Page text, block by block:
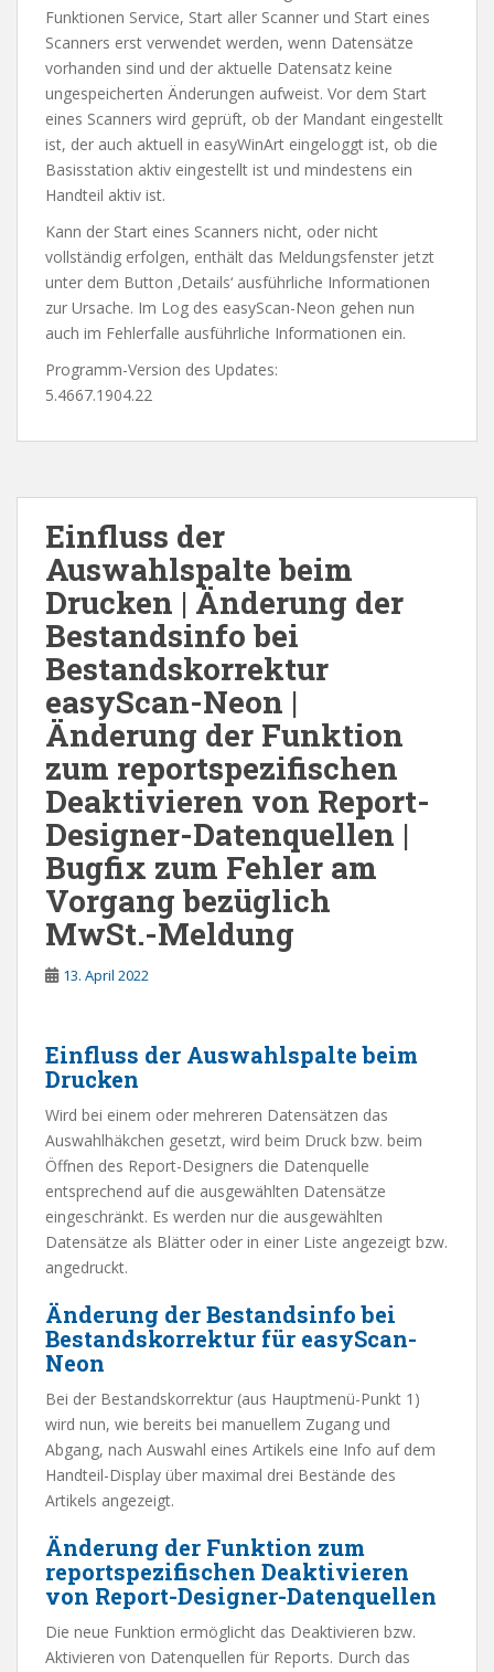
Funktionen Service, Start aller Scanner und Start eines
Scanners erst verwendet werden, wenn Datensätze
vorhanden sind und der aktuelle Datensatz keine
ungespeicherten Änderungen aufweist. Vor dem Start
eines Scanners wird geprüft, ob der Mandant eingestellt
ist, der auch aktuell in easyWinArt eingeloggt ist, ob die
Basisstation aktiv eingestellt ist und mindestens ein
Handteil aktiv ist.
Kann der Start eines Scanners nicht, oder nicht
vollständig erfolgen, enthält das Meldungsfenster jetzt
unter dem Button ‚Details‘ ausführliche Informationen
zur Ursache. Im Log des easyScan-Neon gehen nun
auch im Fehlerfalle ausführliche Informationen ein.
Programm-Version des Updates:
5.4667.1904.22
Einfluss der
Auswahlspalte beim
Drucken | Änderung der
Bestandsinfo bei
Bestandskorrektur
easyScan-Neon |
Änderung der Funktion
zum reportspezifischen
Deaktivieren von Report-
Designer-Datenquellen |
Bugfix zum Fehler am
Vorgang bezüglich
MwSt.-Meldung
13. April 2022
Einfluss der Auswahlspalte beim
Drucken
Wird bei einem oder mehreren Datensätzen das
Auswahlhäkchen gesetzt, wird beim Druck bzw. beim
Öffnen des Report-Designers die Datenquelle
entsprechend auf die ausgewählten Datensätze
eingeschränkt. Es werden nur die ausgewählten
Datensätze als Blätter oder in einer Liste angezeigt bzw.
angedruckt.
Änderung der Bestandsinfo bei
Bestandskorrektur für easyScan-
Neon
Bei der Bestandskorrektur (aus Hauptmenü-Punkt 1)
wird nun, wie bereits bei manuellem Zugang und
Abgang, nach Auswahl eines Artikels eine Info auf dem
Handteil-Display über maximal drei Bestände des
Artikels angezeigt.
Änderung der Funktion zum
reportspezifischen Deaktivieren
von Report-Designer-Datenquellen
Die neue Funktion ermöglicht das Deaktivieren bzw.
Aktivieren von Datenquellen für Reports. Durch das